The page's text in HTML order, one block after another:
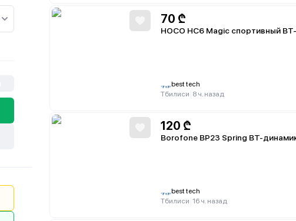
70 ₾
HOCO HC6 Magic спортивный
best tech
Тбилиси 8 ч. назад
120 ₾
best tech
Тбилиси 16 ч. назад